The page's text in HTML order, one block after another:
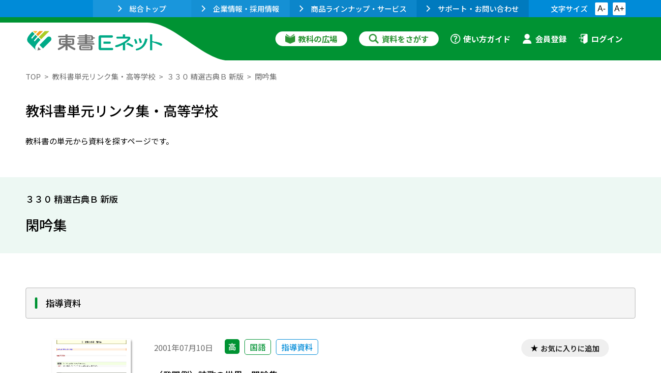
総合トップ 企業情報・採用情報 商品ラインナップ・サービス サポート・お問い合わせ 文字サイズ A- A+
教科の広場 資料をさがす 使い方ガイド 会員登録 ログイン
TOP 教科書単元リンク集・高等学校 ３３０ 精選古典Ｂ 新版 閑吟集
教科書単元リンク集・高等学校
教科書の単元から資料を探すページです。
３３０ 精選古典Ｂ 新版
閑吟集
指導資料
2001年07月10日 高 国語 指導資料 お気に入りに追加